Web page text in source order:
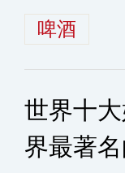
啤酒
世界十
界最著